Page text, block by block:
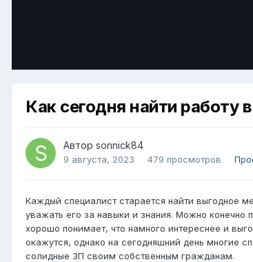
Как сегодня найти работу
Автор sonnick84
9 августа, 2023 479 просмотров
Каждый специалист старается найти выгодное
уважать его за навыки и знания. Можно конечно
хорошо понимает, что намного интереснее и
окажутся, однако на сегодняшний день многие
солидные ЗП своим собственным гражданам.